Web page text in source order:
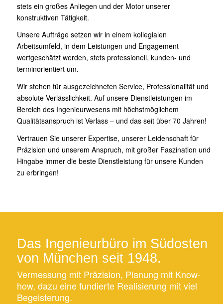
stets ein großes Anliegen und der Motor unserer
konstruktiven Tätigkeit.
Unsere Aufträge setzen wir in einem kollegialen
Arbeitsumfeld, in dem Leistungen und Engagement
wertgeschätzt werden, stets professionell, kunden- und
terminorientiert um.
Wir stehen für ausgezeichneten Service, Professionalität und
absolute Verlässlichkeit. Auf unsere Dienstleistungen im
Bereich des Ingenieurwesens mit höchstmöglichem
Qualitätsanspruch ist Verlass – und das seit über 70 Jahren!
Vertrauen Sie unserer Expertise, unserer Leidenschaft für
Präzision und unserem Anspruch, mit großer Faszination und
Hingabe immer die beste Dienstleistung für unsere Kunden
zu erbringen!
Das Ingenieurbüro im Südosten
von München seit 1948.
Vermessung mit Präzision, Planung mit Know-
how, dazu eine fundierte Realisierung mit viel
Begeisterung.